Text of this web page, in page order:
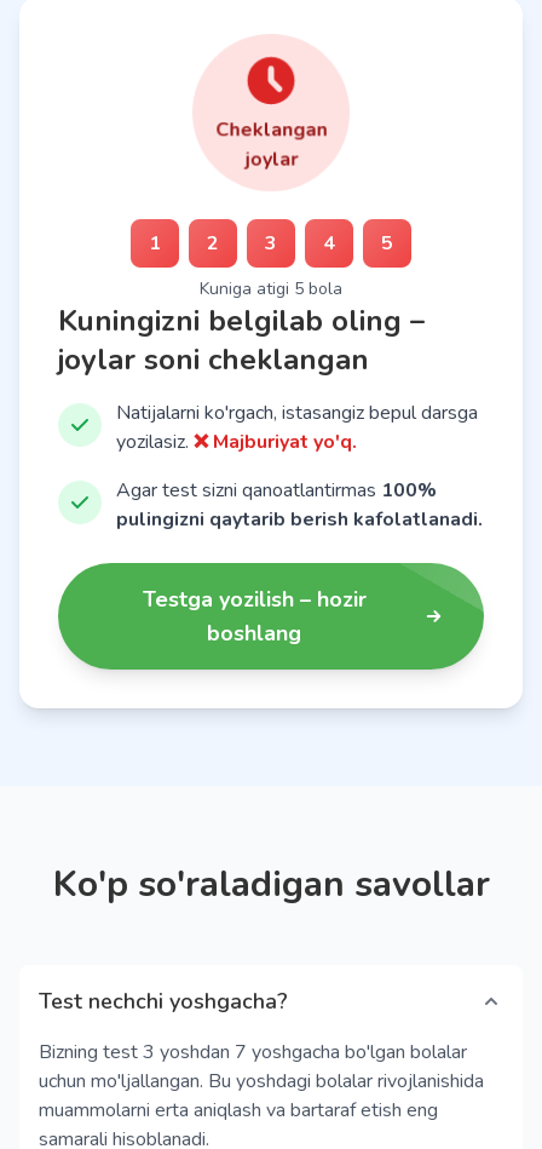
Cheklangan
joylar
1 2 3 4 5
Kuniga atigi 5 bola
Kuningizni belgilab oling –
joylar soni cheklangan
Natijalarni ko'rgach, istasangiz bepul darsga
yozilasiz. ❌ Majburiyat yo'q.
Agar test sizni qanoatlantirmas 100%
pulingizni qaytarib berish kafolatlanadi.
Testga yozilish – hozir
boshlang
Ko'p so'raladigan savollar
Test nechchi yoshgacha?
Bizning test 3 yoshdan 7 yoshgacha bo'lgan bolalar
uchun mo'ljallangan. Bu yoshdagi bolalar rivojlanishida
muammolarni erta aniqlash va bartaraf etish eng
samarali hisoblanadi.